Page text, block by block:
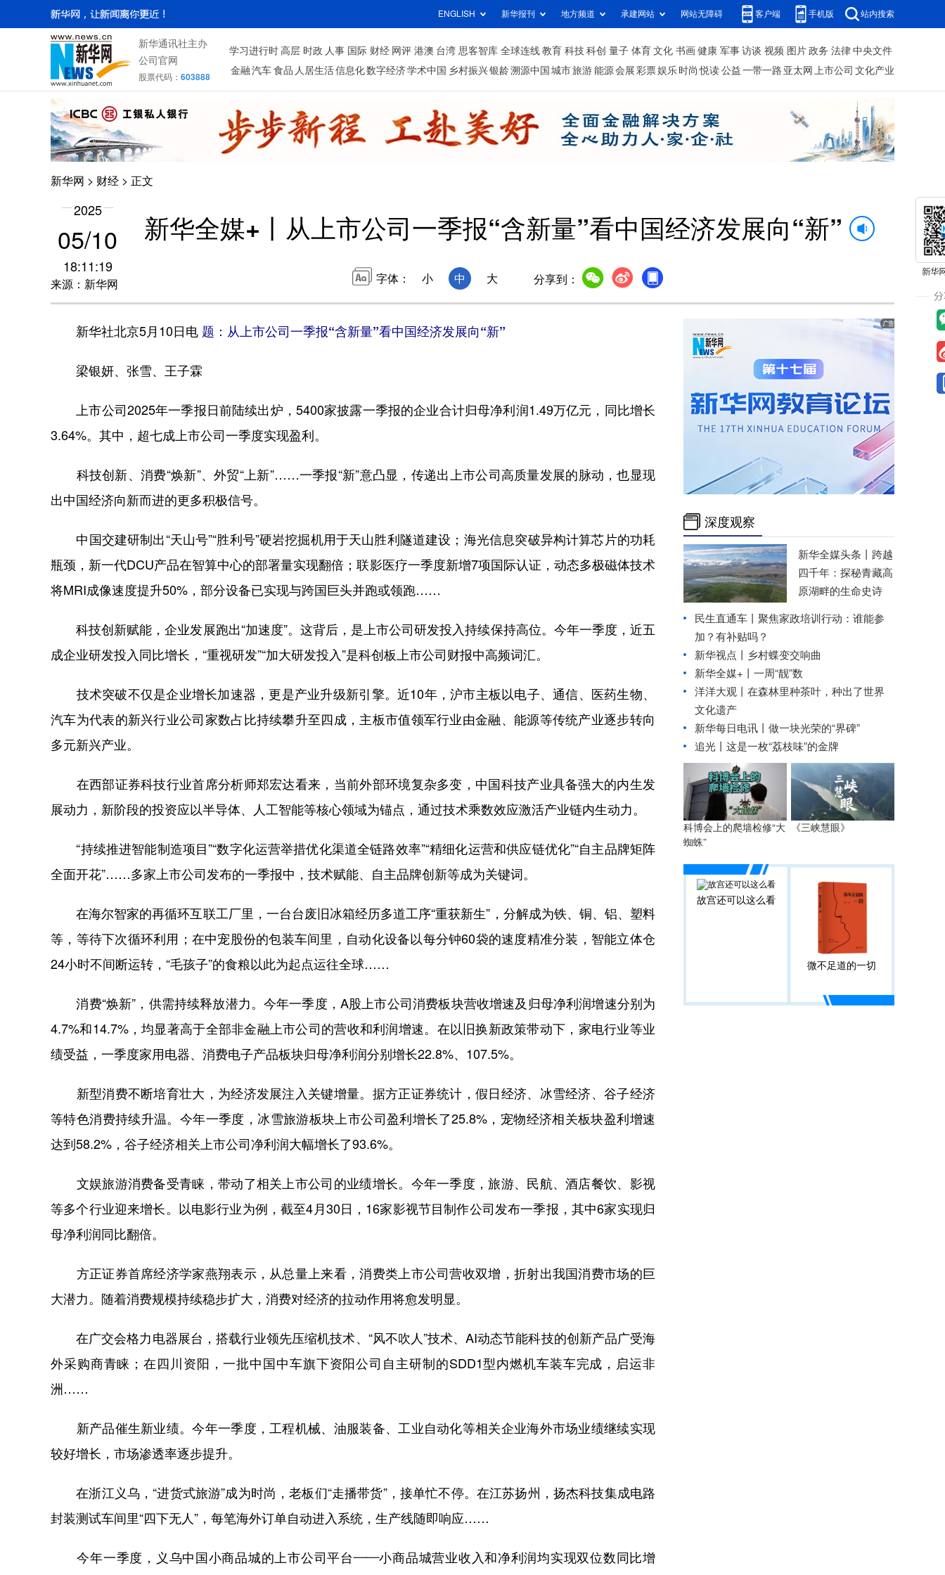
ENGLISH 新华报刊 地方频道 承建网站 网站无障碍 客户端 手机版 站内搜索
新华通讯社主办
公司官网
股票代码： 603888
学习进行时 高层 时政 人事 国际 财经 网评 港澳 台湾 思客智库 全球连线 教育 科技 科创 量子 体育 文化 书画 健康 军事 访谈 视频 图片 政务 法律 中央文件
金融 汽车 食品 人居生活信息化数字经济学术中国 乡村振兴银龄溯源中国 城市旅游 能源 会展 彩票娱乐 时尚 悦读 公益 一带一路 亚太网 上市公司 文化产业
新华网 > 财经 > 正文
2025
05/10
18:11:19
来源：新华网
新华全媒+丨从上市公司一季报“含新量”看中国经济发展向“新”
字体： 小 中 大 分享到：
新华社北京5月10日电 题：从上市公司一季报“含新量”看中国经济发展向“新”
梁银妍、张雪、王子霖
上市公司2025年一季报日前陆续出炉，5400家披露一季报的企业合计归母净利润1.49万亿元，同比增长
3.64%。其中，超七成上市公司一季度实现盈利。
科技创新、消费“焕新”、外贸“上新”……一季报“新”意凸显，传递出上市公司高质量发展的脉动，也显现
出中国经济向新而进的更多积极信号。
中国交建研制出“天山号”“胜利号”硬岩挖掘机用于天山胜利隧道建设；海光信息突破异构计算芯片的功耗
瓶颈，新一代DCU产品在智算中心的部署量实现翻倍；联影医疗一季度新增7项国际认证，动态多极磁体技术
将MRI成像速度提升50%，部分设备已实现与跨国巨头并跑或领跑……
科技创新赋能，企业发展跑出“加速度”。这背后，是上市公司研发投入持续保持高位。今年一季度，近五
成企业研发投入同比增长，“重视研发”“加大研发投入”是科创板上市公司财报中高频词汇。
技术突破不仅是企业增长加速器，更是产业升级新引擎。近10年，沪市主板以电子、通信、医药生物、
汽车为代表的新兴行业公司家数占比持续攀升至四成，主板市值领军行业由金融、能源等传统产业逐步转向
多元新兴产业。
在西部证券科技行业首席分析师郑宏达看来，当前外部环境复杂多变，中国科技产业具备强大的内生发
展动力，新阶段的投资应以半导体、人工智能等核心领域为锚点，通过技术乘数效应激活产业链内生动力。
“持续推进智能制造项目”“数字化运营举措优化渠道全链路效率”“精细化运营和供应链优化”“自主品牌矩阵
全面开花”……多家上市公司发布的一季报中，技术赋能、自主品牌创新等成为关键词。
在海尔智家的再循环互联工厂里，一台台废旧冰箱经历多道工序“重获新生”，分解成为铁、铜、铝、塑料
等，等待下次循环利用；在中宠股份的包装车间里，自动化设备以每分钟60袋的速度精准分装，智能立体仓
24小时不间断运转，“毛孩子”的食粮以此为起点运往全球……
消费“焕新”，供需持续释放潜力。今年一季度，A股上市公司消费板块营收增速及归母净利润增速分别为
4.7%和14.7%，均显著高于全部非金融上市公司的营收和利润增速。在以旧换新政策带动下，家电行业等业
绩受益，一季度家用电器、消费电子产品板块归母净利润分别增长22.8%、107.5%。
新型消费不断培育壮大，为经济发展注入关键增量。据方正证券统计，假日经济、冰雪经济、谷子经济
等特色消费持续升温。今年一季度，冰雪旅游板块上市公司盈利增长了25.8%，宠物经济相关板块盈利增速
达到58.2%，谷子经济相关上市公司净利润大幅增长了93.6%。
文娱旅游消费备受青睐，带动了相关上市公司的业绩增长。今年一季度，旅游、民航、酒店餐饮、影视
等多个行业迎来增长。以电影行业为例，截至4月30日，16家影视节目制作公司发布一季报，其中6家实现归
母净利润同比翻倍。
方正证券首席经济学家燕翔表示，从总量上来看，消费类上市公司营收双增，折射出我国消费市场的巨
大潜力。随着消费规模持续稳步扩大，消费对经济的拉动作用将愈发明显。
在广交会格力电器展台，搭载行业领先压缩机技术、“风不吹人”技术、AI动态节能科技的创新产品广受海
外采购商青睐；在四川资阳，一批中国中车旗下资阳公司自主研制的SDD1型内燃机车装车完成，启运非
洲……
新产品催生新业绩。今年一季度，工程机械、油服装备、工业自动化等相关企业海外市场业绩继续实现
较好增长，市场渗透率逐步提升。
在浙江义乌，“进货式旅游”成为时尚，老板们“走播带货”，接单忙不停。在江苏扬州，扬杰科技集成电路
封装测试车间里“四下无人”，每笔海外订单自动进入系统，生产线随即响应……
今年一季度，义乌中国小商品城的上市公司平台——小商品城营业收入和净利润均实现双位数同比增
深度观察
新华全媒头条丨 跨越
四千年：探秘青藏高
原湖畔的生命史诗
民生直通车丨 聚焦家政培训行动：谁能参
加？有补贴吗？
新华视点丨
乡村蝶变交响曲
新华全媒+丨 一周“靓”数
洋洋大观丨在森林里种茶叶，种出了世界
文化遗产
新华每日电讯丨 做一块光荣的“界碑”
追光丨这是一枚“荔枝味”的金牌
科博会上的爬墙检修“大
蜘蛛”
《三峡慧眼》
故宫还可以这么看
微不足道的一切